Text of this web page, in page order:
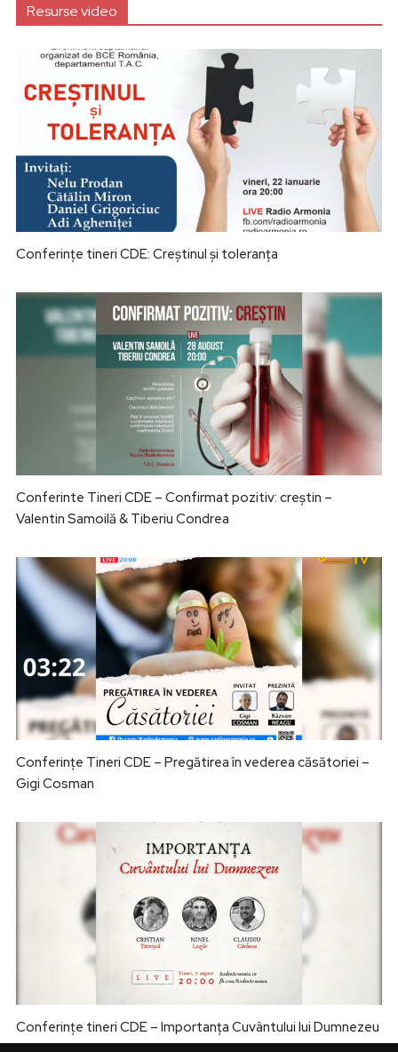
Resurse video
Conferințe tineri CDE: Creștinul și toleranța
Conferinte Tineri CDE – Confirmat pozitiv: creștin –
Valentin Samoilă & Tiberiu Condrea
Conferințe Tineri CDE – Pregătirea în vederea căsătoriei –
Gigi Cosman
Conferințe tineri CDE – Importanța Cuvântului lui Dumnezeu